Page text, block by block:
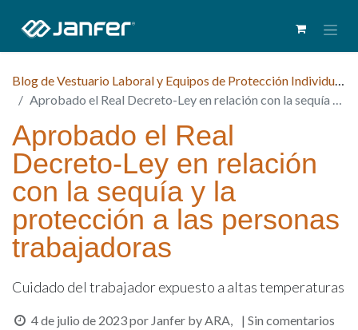
Blog de Vestuario Laboral y Equipos de Protección Individual (EPI)
Aprobado el Real Decreto-Ley en relación con la sequía y la protección a las personas trabajadoras
Aprobado el Real
Decreto-Ley en relación
con la sequía y la
protección a las personas
trabajadoras
Cuidado del trabajador expuesto a altas temperaturas
4 de julio de 2023por Janfer by ARA,
| Sin comentarios